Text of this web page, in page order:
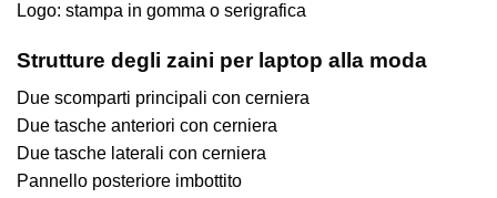
Logo: stampa in gomma o serigrafica
Strutture degli zaini per laptop alla moda
Due scomparti principali con cerniera
Due tasche anteriori con cerniera
Due tasche laterali con cerniera
Pannello posteriore imbottito